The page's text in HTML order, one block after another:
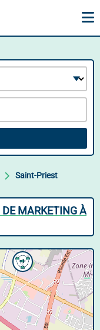
Saint-Priest
MARKETING À